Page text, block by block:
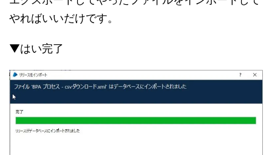
やればいいだけです。
▼はい完了